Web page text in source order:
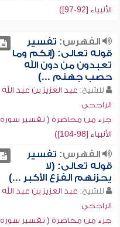
الأنبياء [92-97])
الفهرس: تفسير
قوله تعالى: (إنكم وما
تعبدون من دون الله
حصب جهنم ...)
للشيخ: عبد العزيز بن عبد الله
الراجحي
جزء من محاضرة ( تفسير سورة
الأنبياء [98-104])
الفهرس: تفسير
قوله تعالى: (لا
يحزنهم الفزع الأكبر ...)
للشيخ: عبد العزيز بن عبد الله
الراجحي
جزء من محاضرة ( تفسير سورة